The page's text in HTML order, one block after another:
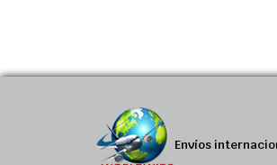
Envíos